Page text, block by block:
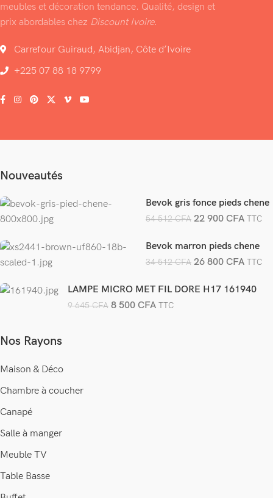
meubles et décoration tendance. Qualité, design et
prix abordables chez Discount Ivoire.
Carrefour Guiraud, Abidjan, Côte d’Ivoire
+225 07 88 18 9799
Nouveautés
Bevok gris fonce pieds chene
54 512CFA 22 900 CFA TTC
Bevok marron pieds chene
34 512CFA 26 800 CFA TTC
LAMPE MICRO MET FIL DORE H17 161940
9 645CFA 8 500CFA TTC
Nos Rayons
Maison & Déco
Chambre à coucher
Canapé
Salle à manger
Meuble TV
Table Basse